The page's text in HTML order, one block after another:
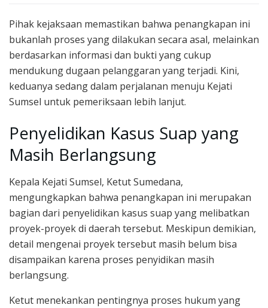
Pihak kejaksaan memastikan bahwa penangkapan ini
bukanlah proses yang dilakukan secara asal, melainkan
berdasarkan informasi dan bukti yang cukup
mendukung dugaan pelanggaran yang terjadi. Kini,
keduanya sedang dalam perjalanan menuju Kejati
Sumsel untuk pemeriksaan lebih lanjut.
Penyelidikan Kasus Suap yang
Masih Berlangsung
Kepala Kejati Sumsel, Ketut Sumedana,
mengungkapkan bahwa penangkapan ini merupakan
bagian dari penyelidikan kasus suap yang melibatkan
proyek-proyek di daerah tersebut. Meskipun demikian,
detail mengenai proyek tersebut masih belum bisa
disampaikan karena proses penyidikan masih
berlangsung.
Ketut menekankan pentingnya proses hukum yang